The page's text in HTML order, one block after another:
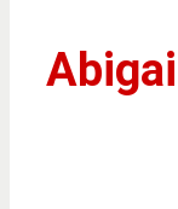
Abigail